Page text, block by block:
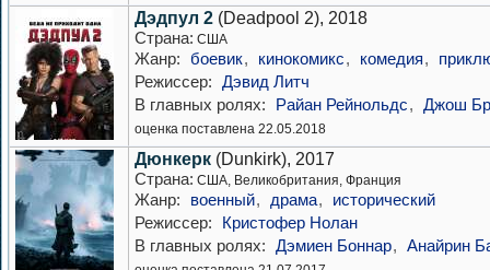
Дэдпул 2 (Deadpool 2), 2018
Страна: США
Жанр: боевик, кинокомикс, комедия,
Режиссер: Дэвид Литч
В главных ролях:
Райан Рейнольдс, Джош
оценка поставлена 22.05.2018
Дюнкерк (Dunkirk), 2017
Страна: США, Великобритания, Франция
Жанр: военный, драма,
исторический
Режиссер:
Кристофер Нолан
В главных ролях: Дэмиен Боннар, Анайрин